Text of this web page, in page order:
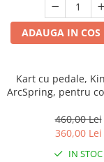
ADAUGA IN COS
Kart cu pedale,
ArcSpring, pentru
460,00 Lei
360,00 Lei
IN STOC